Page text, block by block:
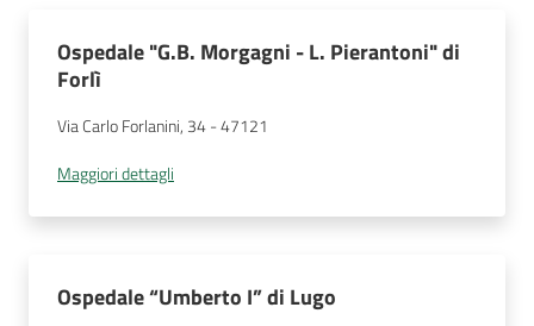
Ospedale "G.B. Morgagni - L. Pierantoni" di
Forlì
Via Carlo Forlanini, 34 - 47121
Maggiori dettagli
Ospedale “Umberto I” di Lugo